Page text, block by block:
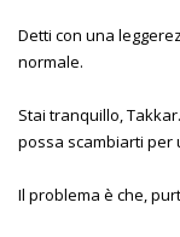
Detti con una
normale.
Stai tranquillo,
possa scambiarti per
Il problema è che,